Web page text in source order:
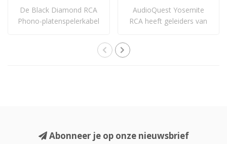
De Black Diamond RCA
Phono-platenspelerkabel
AudioQuest Yosemite
RCA heeft geleiders van
Abonneer je op onze nieuwsbrief